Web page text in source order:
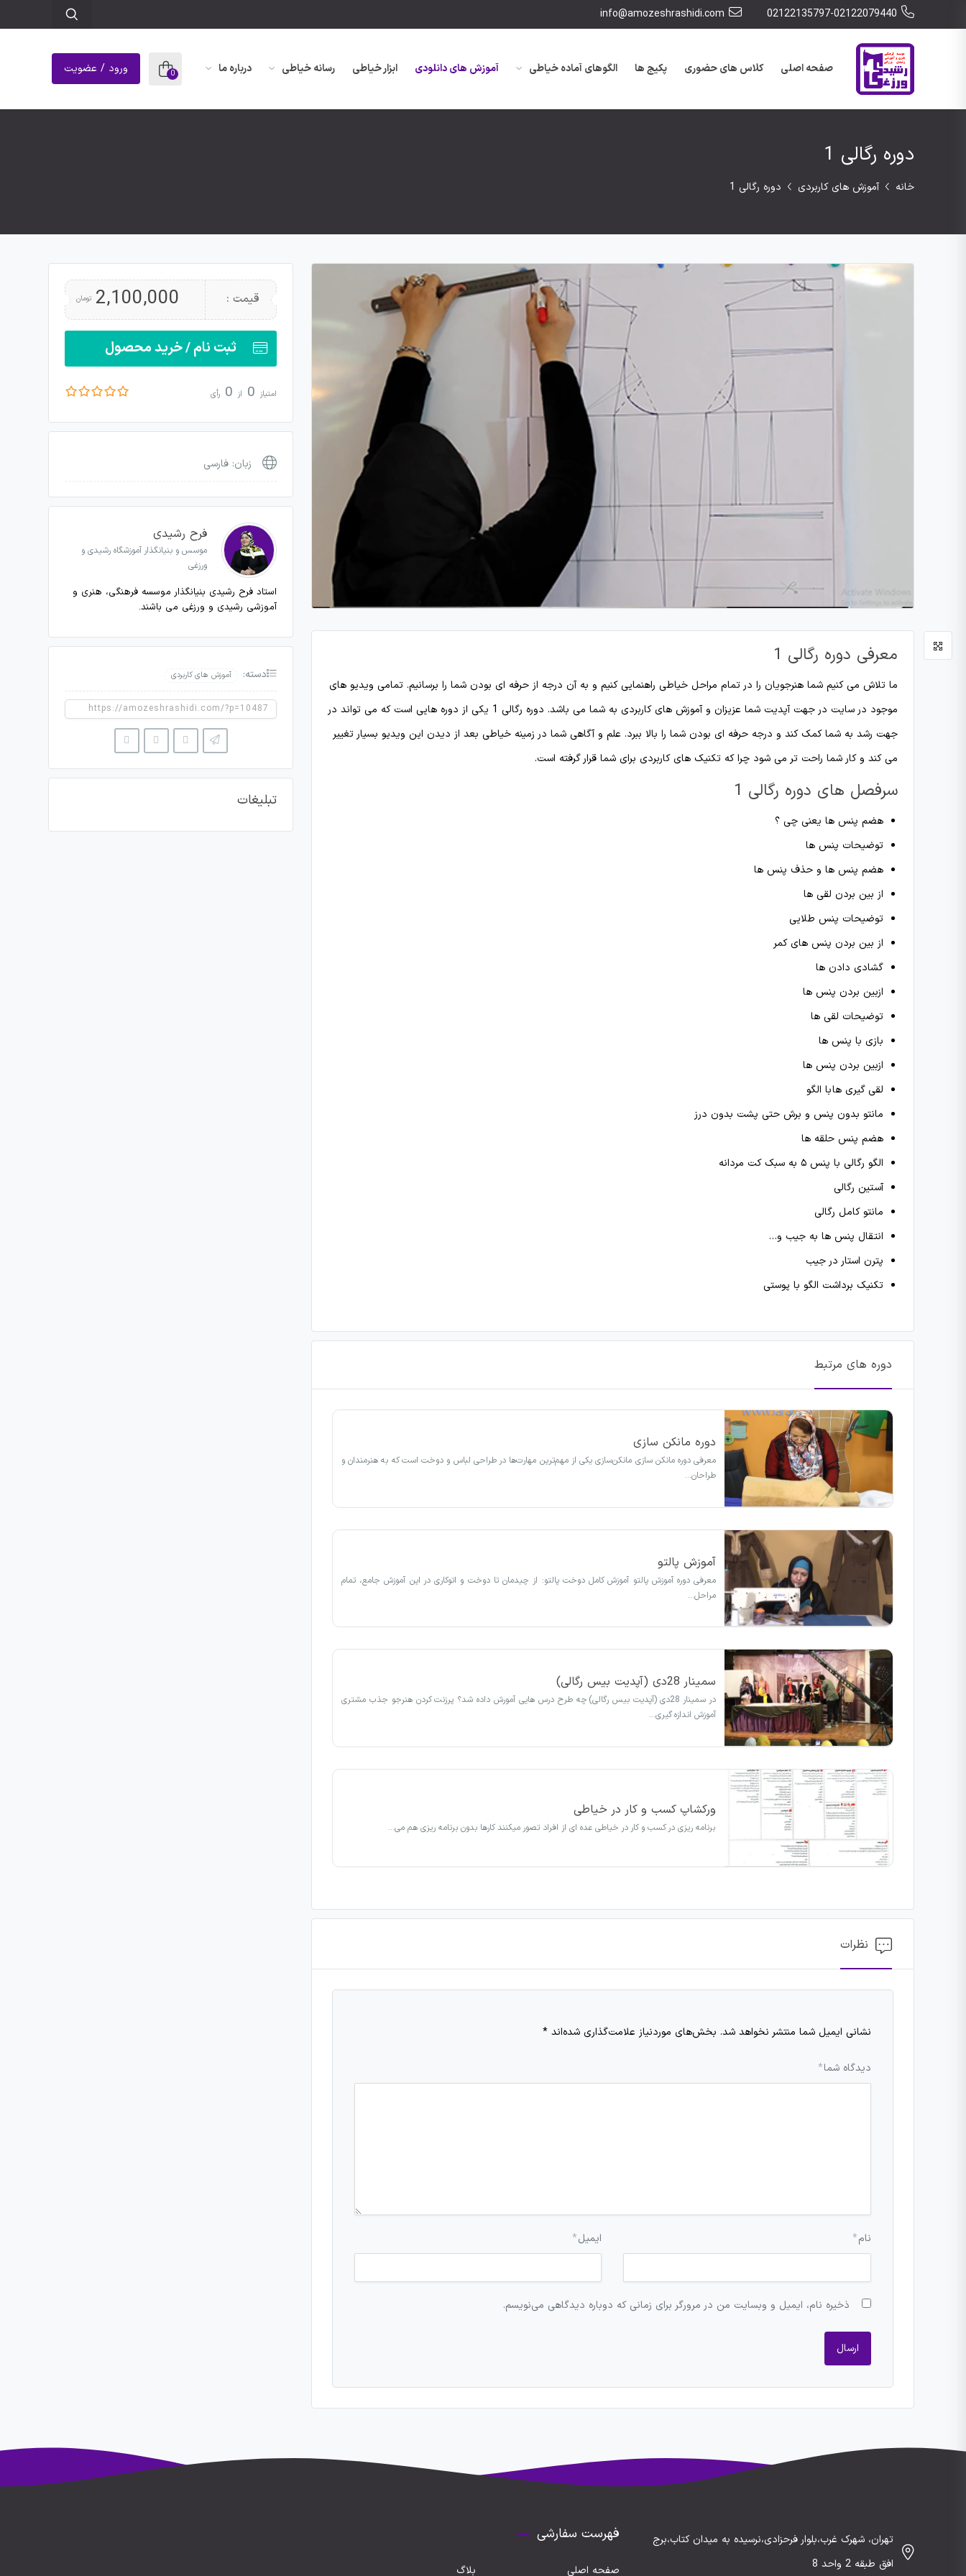
02122135797-02122079440
info@amozeshrashidi.com
صفحه اصلی کلاس های حضوری پکیج ها الگوهای آماده خیاطی آموزش های دانلودی ابزار خیاطی رسانه خیاطی درباره ما 0 ورود / عضویت
دوره رگالی 1
خانه آموزش های کاربردی دوره رگالی 1
معرفی دوره رگالی 1
ما تلاش می کنیم شما هنرجویان را در تمام مراحل خیاطی راهنمایی کنیم و به آن درجه از حرفه ای بودن شما را برسانیم. تمامی ویدیو های
موجود در سایت در جهت آپدیت شما عزیزان و آموزش های کاربردی به شما می باشد. دوره رگالی 1 یکی از دوره هایی است که می تواند در
جهت رشد به شما کمک کند و درجه حرفه ای بودن شما را بالا ببرد. علم و آگاهی شما در زمینه خیاطی بعد از دیدن این ویدیو بسیار تغییر
می کند و کار شما راحت تر می شود چرا که تکنیک های کاربردی برای شما قرار گرفته است.
سرفصل های دوره رگالی 1
هضم پنس ها یعنی چی ؟
توضیحات پنس ها
هضم پنس ها و حذف پنس ها
از بین بردن لقی ها
توضیحات پنس طلایی
از بین بردن پنس های کمر
گشادی دادن ها
ازبین بردن پنس ها
توضیحات لقی ها
بازی با پنس ها
ازبین بردن پنس ها
لقی گیری ها با الگو
مانتو بدون پنس و برش حتی پشت بدون درز
هضم پنس حلقه ها
الگو رگالی با پنس ۵ به سبک کت مردانه
آستین رگالی
مانتو کامل رگالی
انتقال پنس ها به جیب و…
پترن استار در جیب
تکنیک برداشت الگو با پوستی
دوره های مرتبط
دوره مانکن سازی
معرفی دوره مانکن سازی مانکن‌سازی یکی از مهم‌ترین مهارت‌ها در طراحی لباس و دوخت است که به هنرمندان و
طراحان…
آموزش پالتو
معرفی دوره آموزش پالتو آموزش کامل دوخت پالتو: از چیدمان تا دوخت و اتوکاری در این آموزش جامع، تمام
مراحل…
سمینار 28دی (آپدیت بیس رگالی)
در سمینار 28دی (آپدیت بیس رگالی) چه طرح درس هایی آمورش داده شد؟ پرزنت کردن هنرجو جذب مشتری
آموزش اندازه گیری…
ورکشاپ کسب و کار در خیاطی
برنامه ریزی در کسب و کار در خیاطی عده ای از افراد تصور میکنند کارها بدون برنامه ریزی هم می…
نظرات
نشانی ایمیل شما منتشر نخواهد شد. بخش‌های موردنیاز علامت‌گذاری شده‌اند *
دیدگاه شما*
نام* ایمیل*
ذخیره نام، ایمیل و وبسایت من در مرورگر برای زمانی که دوباره دیدگاهی می‌نویسم.
قیمت : 2,100,000 تومان
ثبت نام / خرید محصول
امتیاز 0 از 0 رأی
زبان: فارسی
فرح رشیدی
موسس و بنیانگذار آموزشگاه رشیدی و
ورزغی
استاد فرح رشیدی بنیانگذار موسسه فرهنگی، هنری و
آموزشی رشیدی و ورزغی می باشند.
دسته: آموزش های کاربردی
تبلیغات
تهران، شهرک غرب،بلوار فرحزادی،نرسیده به میدان کتاب،برج
افق طبقه 2 واحد 8
فهرست سفارشی
صفحه اصلی بلاگ